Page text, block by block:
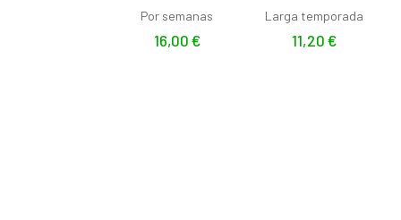
Por semanas
16,00 €
Larga temporada
11,20 €